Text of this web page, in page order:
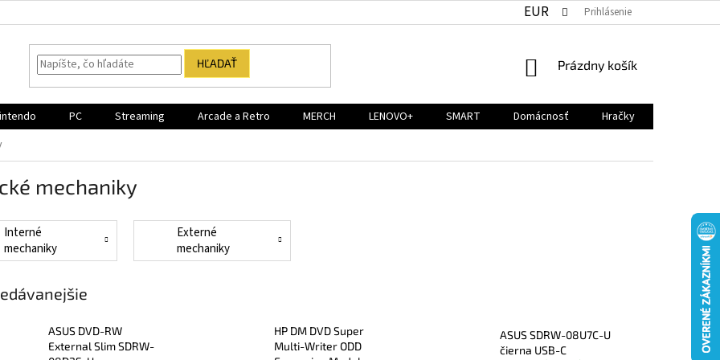
EUR Prihlásenie
HĽADAŤ
NÁKUPNÝ
Prázdny košík
PC Streaming Arcade a Retro MERCH LENOVO+ SMART Domácnosť
Hračky
mechaniky
Interné
mechaniky
Externé
mechaniky
ASUS DVD-RW
External Slim SDRW-
HP DM DVD Super
Multi-Writer ODD
ASUS SDRW-08U7C-U
čierna USB-C